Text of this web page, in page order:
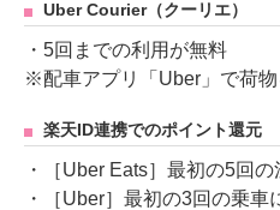
Uber Courier（クーリエ）
・5回までの利用が無料
※配車アプリ「Uber」で荷
楽天ID連携でのポイント還元
・［Uber Eats］最初の5回
・［Uber］最初の3回の乗車